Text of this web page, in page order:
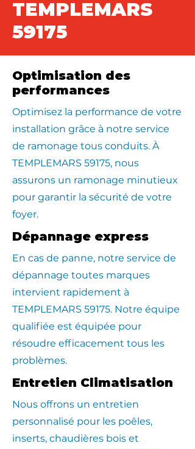
TEMPLEMARS
59175
Optimisation des
performances
Optimisez la performance de votre
installation grâce à notre service
de ramonage tous conduits. À
TEMPLEMARS 59175, nous
assurons un ramonage minutieux
pour garantir la sécurité de votre
foyer.
Dépannage express
En cas de panne, notre service de
dépannage toutes marques
intervient rapidement à
TEMPLEMARS 59175. Notre équipe
qualifiée est équipée pour
résoudre efficacement tous les
problèmes.
Entretien Climatisation
Nous offrons un entretien
personnalisé pour les poêles,
inserts, chaudières bois et